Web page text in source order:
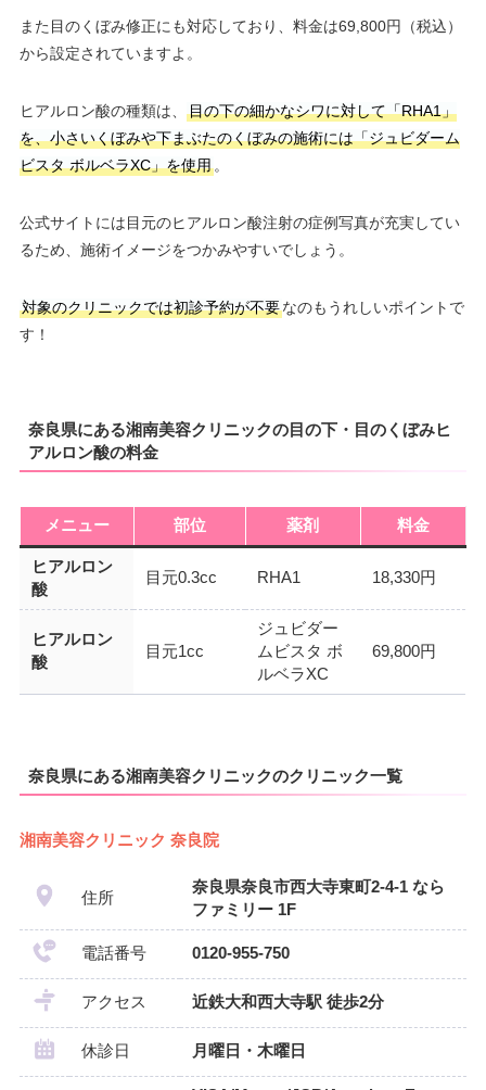
また目のくぼみ修正にも対応しており、料金は69,800円（税込）
から設定されていますよ。
ヒアルロン酸の種類は、
目の下の細かなシワに対して「RHA1」
を、小さいくぼみや下まぶたのくぼみの施術には「ジュビダーム
ビスタ ボルベラXC」を使用。
公式サイトには目元のヒアルロン酸注射の症例写真が充実してい
るため、施術イメージをつかみやすいでしょう。
対象のクリニックでは初診予約が不要なのもうれしいポイントで
す！
奈良県にある湘南美容クリニックの目の下・目のくぼみヒ
アルロン酸の料金
メニュー 部位 薬剤 料金
ヒアルロン
酸
目元0.3cc RHA1 18,330円
ヒアルロン
酸
目元1cc
ジュビダー
ムビスタ ボ
ルベラXC
69,800円
奈良県にある湘南美容クリニックのクリニック一覧
湘南美容クリニック 奈良院
住所
奈良県奈良市西大寺東町2-4-1 なら
ファミリー 1F
電話番号 0120-955-750
アクセス 近鉄大和西大寺駅 徒歩2分
休診日 月曜日・木曜日